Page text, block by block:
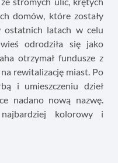
domów, które zostały
ostatnich latach w celu
odrodziła się jako
otrzymał fundusze z
rewitalizację miast. Po
i umieszczeniu dzieł
nadano nową nazwę.
kolorowy i